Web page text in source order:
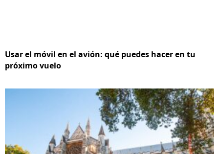
Usar el móvil en el avión: qué puedes hacer en tu
próximo vuelo